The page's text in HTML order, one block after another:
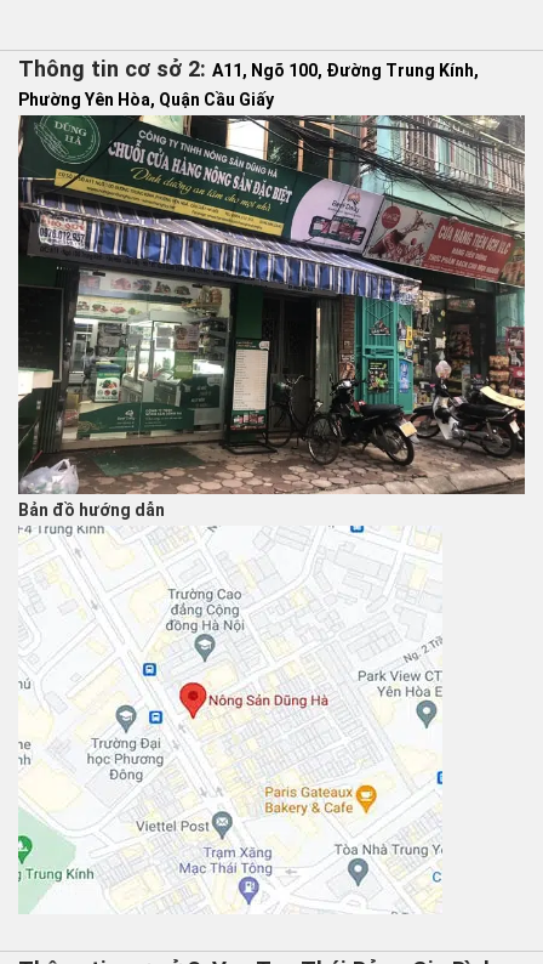
Thông tin cơ sở 2: A11, Ngõ 100, Đường Trung Kính,
Phường Yên Hòa, Quận Cầu Giấy
Bản đồ hướng dẫn